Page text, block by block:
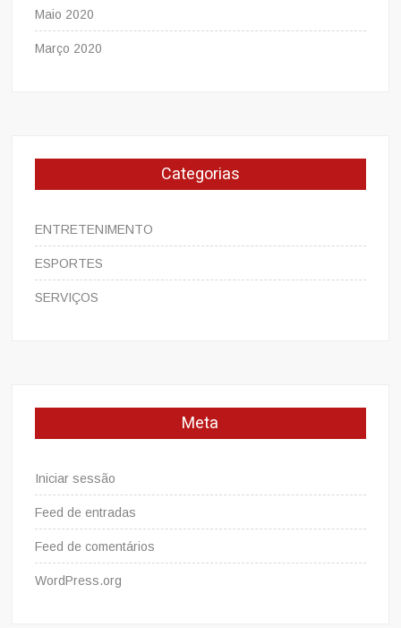
Maio 2020
Março 2020
Categorias
ENTRETENIMENTO
ESPORTES
SERVIÇOS
Meta
Iniciar sessão
Feed de entradas
Feed de comentários
WordPress.org